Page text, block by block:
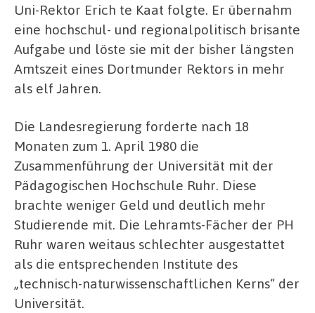
Uni-Rektor Erich te Kaat folgte. Er übernahm
eine hochschul- und regionalpolitisch brisante
Aufgabe und löste sie mit der bisher längsten
Amtszeit eines Dortmunder Rektors in mehr
als elf Jahren.
Die Landesregierung forderte nach 18
Monaten zum 1. April 1980 die
Zusammenführung der Universität mit der
Pädagogischen Hochschule Ruhr. Diese
brachte weniger Geld und deutlich mehr
Studierende mit. Die Lehramts-Fächer der PH
Ruhr waren weitaus schlechter ausgestattet
als die entsprechenden Institute des
„technisch-naturwissenschaftlichen Kerns“ der
Universität.